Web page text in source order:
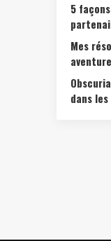
5
Mes
dans